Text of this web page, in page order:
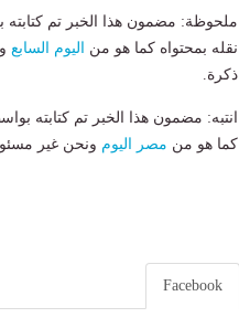
ملحوظة: مضمون هذا الخبر تم كتابته
نقله بمحتواه كما هو من
اليوم السابع
ذكرة.
انتبه: مضمون هذا الخبر تم كتابته
كما هو من مصر اليوم ونحن غير
Facebook